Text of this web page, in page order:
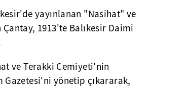
yayınlanan "Nasihat" ve
1913'te Balıkesir Daimi
ve Terakki Cemiyeti'nin
Gazetesi'ni yönetip çıkararak,